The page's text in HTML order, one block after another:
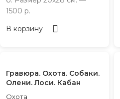
1500 р.
В корзину
Гравюра. Охота. Собаки.
Олени. Лоси. Кабан
Охота